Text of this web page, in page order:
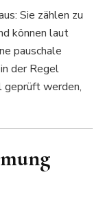
Sie zählen zu
können laut
pauschale
der Regel
geprüft werden,